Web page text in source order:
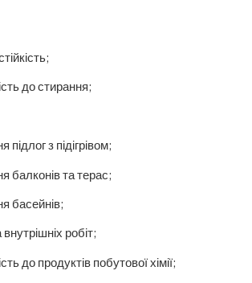
до стирання;
з підігрівом;
балконів та терас;
басейнів;
робіт;
до продуктів побутової хімії;